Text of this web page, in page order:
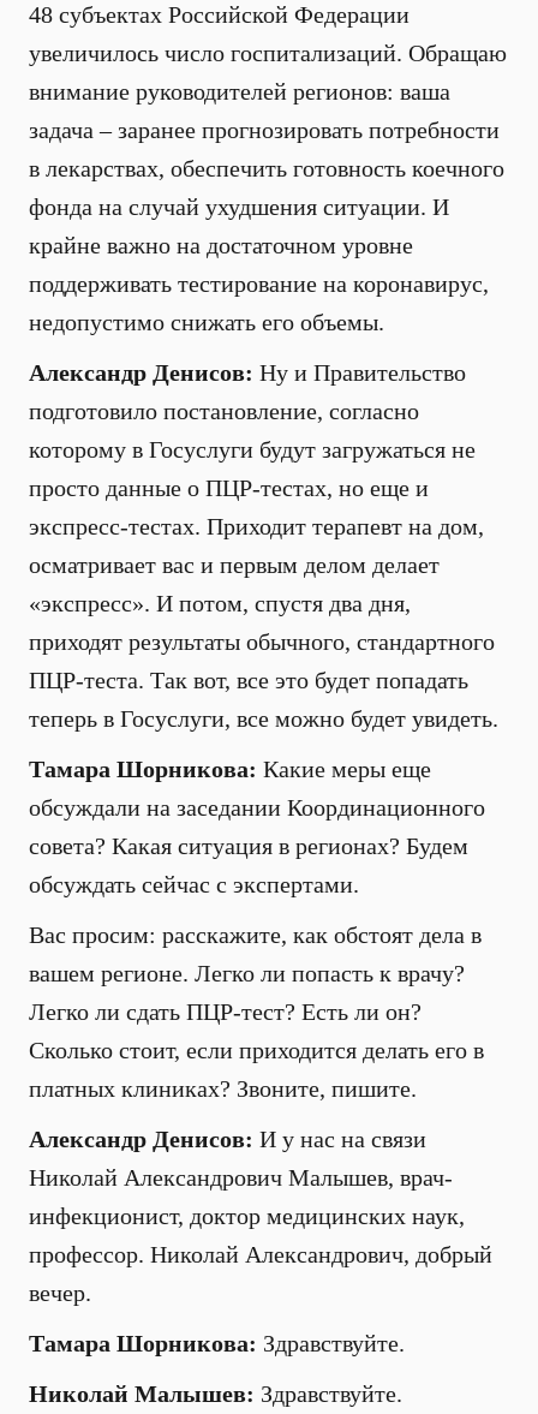
48 субъектах Российской Федерации
увеличилось число госпитализаций. Обращаю
внимание руководителей регионов: ваша
задача – заранее прогнозировать потребности
в лекарствах, обеспечить готовность коечного
фонда на случай ухудшения ситуации. И
крайне важно на достаточном уровне
поддерживать тестирование на коронавирус,
недопустимо снижать его объемы.
Александр Денисов: Ну и Правительство
подготовило постановление, согласно
которому в Госуслуги будут загружаться не
просто данные о ПЦР-тестах, но еще и
экспресс-тестах. Приходит терапевт на дом,
осматривает вас и первым делом делает
«экспресс». И потом, спустя два дня,
приходят результаты обычного, стандартного
ПЦР-теста. Так вот, все это будет попадать
теперь в Госуслуги, все можно будет увидеть.
Тамара Шорникова: Какие меры еще
обсуждали на заседании Координационного
совета? Какая ситуация в регионах? Будем
обсуждать сейчас с экспертами.
Вас просим: расскажите, как обстоят дела в
вашем регионе. Легко ли попасть к врачу?
Легко ли сдать ПЦР-тест? Есть ли он?
Сколько стоит, если приходится делать его в
платных клиниках? Звоните, пишите.
Александр Денисов: И у нас на связи
Николай Александрович Малышев, врач-
инфекционист, доктор медицинских наук,
профессор. Николай Александрович, добрый
вечер.
Тамара Шорникова: Здравствуйте.
Николай Малышев: Здравствуйте.